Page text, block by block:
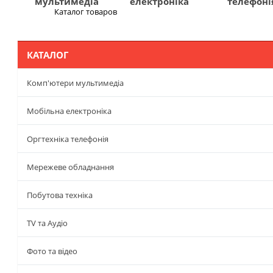
Каталог товаров
КАТАЛОГ
Комп'ютери мультимедіа
Мобільна електроніка
Оргтехніка телефонія
Мережеве обладнання
Побутова техніка
TV та Аудіо
Фото та відео